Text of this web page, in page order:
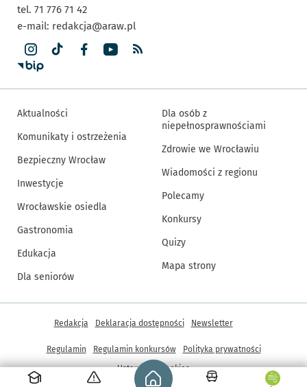
Strona główna - wroclaw.pl
tel. 71 776 71 42
e-mail: redakcja@araw.pl
Aktualności
Komunikaty i ostrzeżenia
Bezpieczny Wrocław
Inwestycje
Wrocławskie osiedla
Gastronomia
Edukacja
Dla seniorów
Dla osób z
niepełnosprawnościami
Zdrowie we Wrocławiu
Wiadomości z regionu
Polecamy
Konkursy
Quizy
Mapa strony
Inne informacje
Redakcja Deklaracja dostępności Newsletter
Regulamin Regulamin konkursów
Polityka prywatności
Ustawienia cookies